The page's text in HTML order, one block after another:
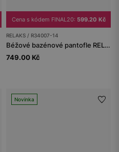
Cena s kódem FINAL20: 599.20 Kč
RELAKS / R34007-14
Béžové bazénové pantofle RELAKS
749.00 Kč
Novinka